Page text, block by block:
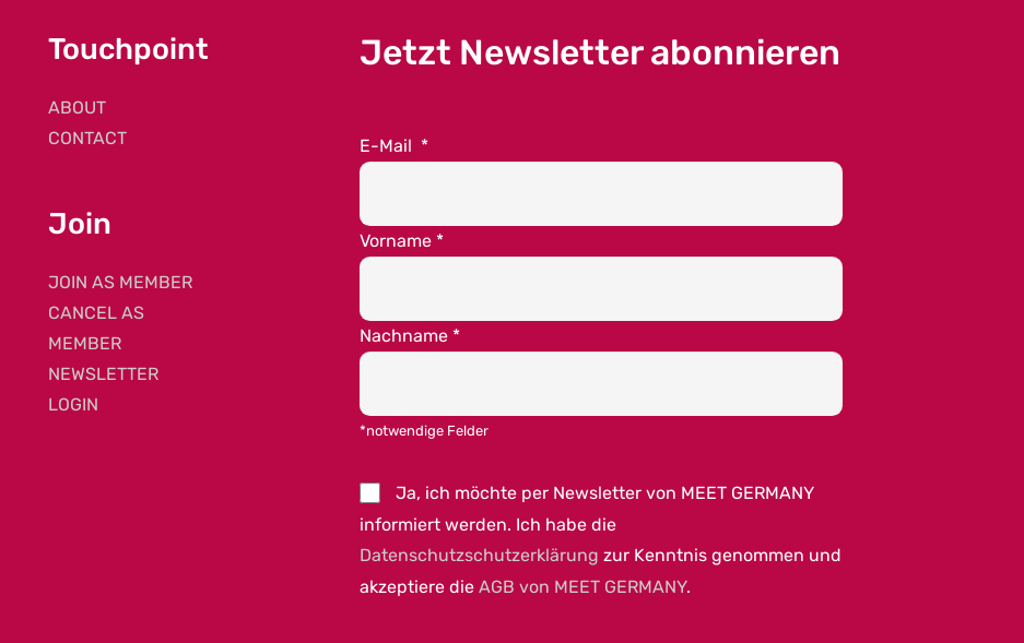
Touchpoint
ABOUT
CONTACT
Join
JOIN AS MEMBER
CANCEL AS
MEMBER
NEWSLETTER
LOGIN
Jetzt Newsletter abonnieren
E-Mail *
Vorname *
Nachname *
*notwendige Felder
Ja, ich möchte per Newsletter von MEET GERMANY
informiert werden. Ich habe die
Datenschutzschutzerklärung zur Kenntnis genommen und
akzeptiere die AGB von MEET GERMANY.